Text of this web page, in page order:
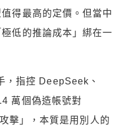
得最高的定價。但當中
低的推論成本」綁在一
指控 DeepSeek、
萬個偽造帳號對
擊」，本質是用別人的